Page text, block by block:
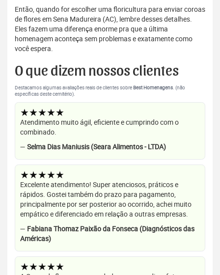
Então, quando for escolher uma floricultura para enviar coroas
de flores em Sena Madureira (AC), lembre desses detalhes.
Eles fazem uma diferença enorme pra que a última
homenagem aconteça sem problemas e exatamente como
você espera.
O que dizem nossos clientes
Destacamos algumas avaliações reais de clientes sobre Best Homenagens. (não
específicas deste cemitério).
★★★★★
Atendimento muito ágil, eficiente e cumprindo com o
combinado.
— Selma Dias Maniusis (Seara Alimentos - LTDA)
★★★★★
Excelente atendimento! Super atenciosos, práticos e
rápidos. Gostei também do prazo para pagamento,
principalmente por ser posterior ao ocorrido, achei muito
empático e diferenciado em relação a outras empresas.
— Fabiana Thomaz Paixão da Fonseca (Diagnósticos das
Américas)
★★★★★